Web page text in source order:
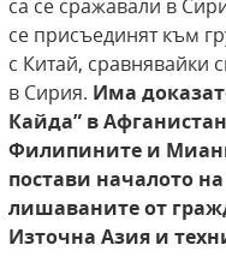
са се сражавали в
се присъединят към
с Китай, сравнявайки
в Сирия. Има
Кайда” в
Филипините и
постави началото
лишаваните от
Източна Азия и